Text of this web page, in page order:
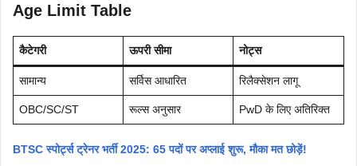
Age Limit Table
कैटेगरी ऊपरी सीमा नोट्स
सामान्य सर्विस आधारित रिलैक्सेशन लागू
OBC/SC/ST रूल्स अनुसार PwD के लिए अतिरिक्त
BTSC स्पोर्ट्स ट्रेनर भर्ती 2025: 65 पदों पर अप्लाई शुरू, मौका मत छोड़ें!